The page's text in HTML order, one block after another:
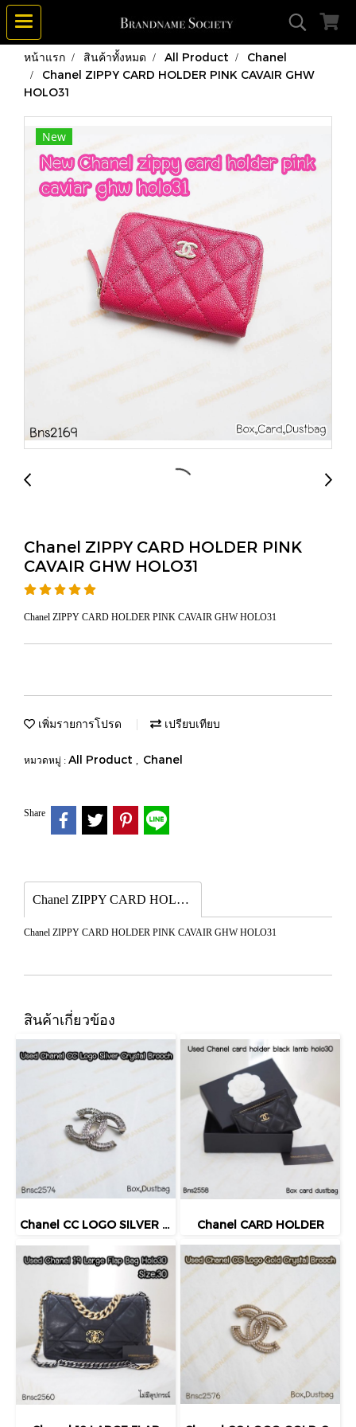
หน้าแรก สินค้าทั้งหมด All Product
Chanel
Chanel ZIPPY CARD HOLDER PINK CAVAIR GHW
HOLO31
New
Chanel ZIPPY CARD HOLDER PINK
CAVAIR GHW HOLO31
Chanel ZIPPY CARD HOLDER PINK CAVAIR GHW HOLO31
เพิ่มรายการโปรด เปรียบเทียบ
หมวดหมู่ : All Product , Chanel
Share
Chanel ZIPPY CARD HOLDER PINK CAVAIR GHW HOLO31
Chanel ZIPPY CARD HOLDER PINK CAVAIR GHW HOLO31
สินค้าเกี่ยวข้อง
Chanel CC LOGO SILVER CRYSTAL BROOCH Chanel CARD HOLDER